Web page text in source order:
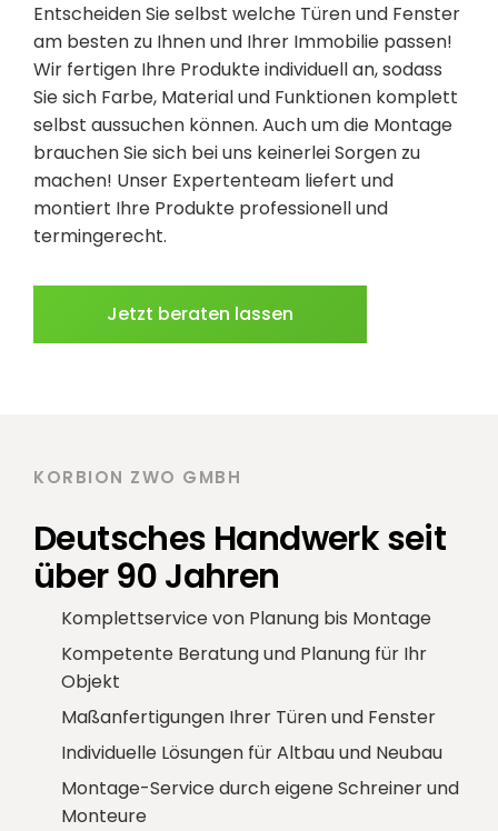
Entscheiden Sie selbst welche Türen und Fenster
am besten zu Ihnen und Ihrer Immobilie passen!
Wir fertigen Ihre Produkte individuell an, sodass
Sie sich Farbe, Material und Funktionen komplett
selbst aussuchen können. Auch um die Montage
brauchen Sie sich bei uns keinerlei Sorgen zu
machen! Unser Expertenteam liefert und
montiert Ihre Produkte professionell und
termingerecht.
Jetzt beraten lassen
KORBION ZWO GMBH
Deutsches Handwerk seit
über 90 Jahren
Komplettservice von Planung bis Montage
Kompetente Beratung und Planung für Ihr
Objekt
Maßanfertigungen Ihrer Türen und Fenster
Individuelle Lösungen für Altbau und Neubau
Montage-Service durch eigene Schreiner und
Monteure